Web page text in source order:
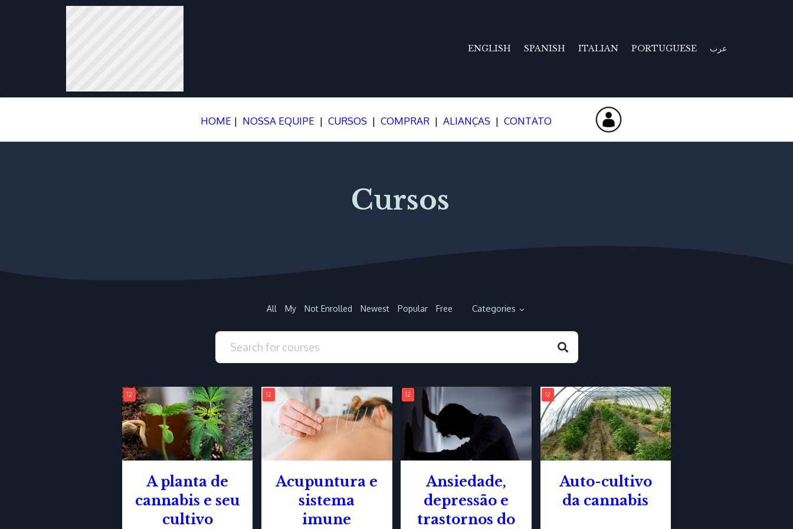
ENGLISH SPANISH ITALIAN PORTUGUESE عرب
HOME | NOSSA EQUIPE | CURSOS| COMPRAR | ALIANÇAS| CONTATO
Cursos
All My Not Enrolled Newest Popular Free Categories
12
A planta de
cannabis e seu
cultivo
12
Acupuntura e
sistema
imune
12
Ansiedade,
depressão e
trastornos do
12
Auto-cultivo
da cannabis